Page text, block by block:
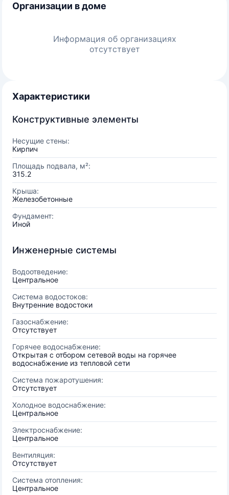
Организации в доме
Информация об организациях
отсутствует
Характеристики
Конструктивные элементы
Несущие стены:
Кирпич
Площадь подвала, м²:
315.2
Крыша:
Железобетонные
Фундамент:
Иной
Инженерные системы
Водоотведение:
Центральное
Система водостоков:
Внутренние водостоки
Газоснабжение:
Отсутствует
Горячее водоснабжение:
Открытая с отбором сетевой воды на горячее
водоснабжение из тепловой сети
Система пожаротушения:
Отсутствует
Холодное водоснабжение:
Центральное
Электроснабжение:
Центральное
Вентиляция:
Отсутствует
Система отопления:
Центральное